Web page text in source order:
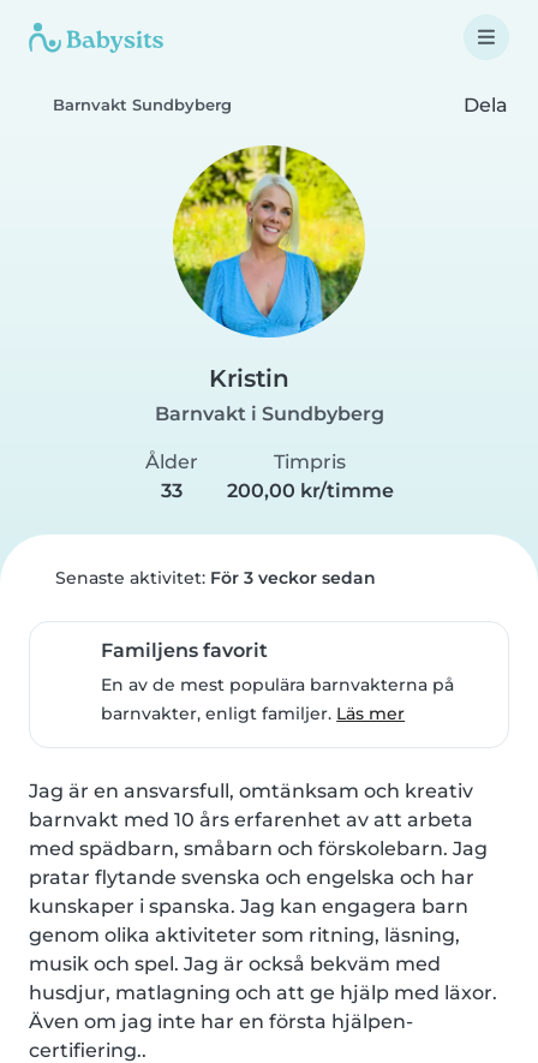
Barnvakt Sundbyberg Dela
Kristin
Barnvakt i Sundbyberg
Ålder
33
Timpris
200,00 kr/timme
Senaste aktivitet: För 3 veckor sedan
Familjens favorit
En av de mest populära barnvakterna på
barnvakter, enligt familjer. Läs mer
Jag är en ansvarsfull, omtänksam och kreativ
barnvakt med 10 års erfarenhet av att arbeta
med spädbarn, småbarn och förskolebarn. Jag
pratar flytande svenska och engelska och har
kunskaper i spanska. Jag kan engagera barn
genom olika aktiviteter som ritning, läsning,
musik och spel. Jag är också bekväm med
husdjur, matlagning och att ge hjälp med läxor.
Även om jag inte har en första hjälpen-
certifiering..